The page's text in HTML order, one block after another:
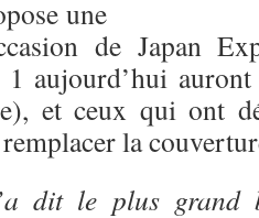
une
de Japan
1 aujourd’hui
et ceux qui ont
la
dit le plus grand